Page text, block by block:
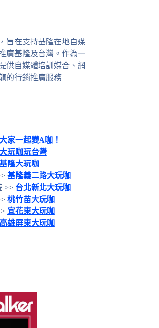
旨在支持基隆在地自媒
廣基隆及台灣。作為一
供自媒體培訓媒合、網
的行銷推廣服務
大家一起變A咖！
大玩咖玩台灣
基隆大玩咖
基隆義二路大玩咖
>> 台北新北大玩咖
桃竹苗大玩咖
宜花東大玩咖
高雄屏東大玩咖